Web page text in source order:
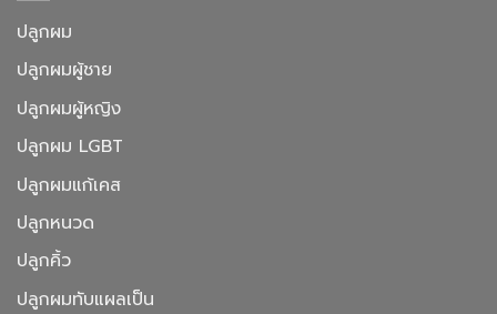
ปลูกผม
ปลูกผมผู้ชาย
ปลูกผมผู้หญิง
ปลูกผม LGBT
ปลูกผมแก้เคส
ปลูกหนวด
ปลูกคิ้ว
ปลูกผมทับแผลเป็น